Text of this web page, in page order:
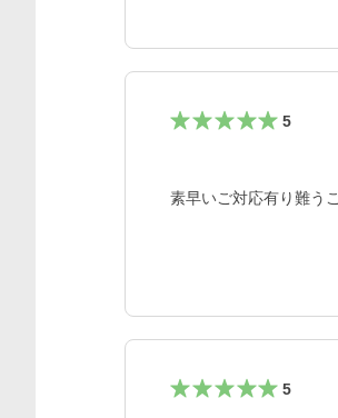
5
素早いご対応有り難う
5